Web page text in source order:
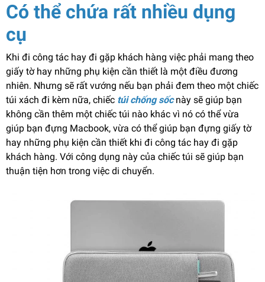
Có thể chứa rất nhiều dụng
cụ
Khi đi công tác hay đi gặp khách hàng việc phải mang theo
giấy tờ hay những phụ kiện cần thiết là một điều đương
nhiên. Nhưng sẽ rất vướng nếu bạn phải đem theo một chiếc
túi xách đi kèm nữa, chiếc túi chống sốcnày sẽ giúp bạn
không cần thêm một chiếc túi nào khác vì nó có thể vừa
giúp bạn đựng Macbook, vừa có thể giúp bạn đựng giấy tờ
hay những phụ kiện cần thiết khi đi công tác hay đi gặp
khách hàng. Với công dụng này của chiếc túi sẽ giúp bạn
thuận tiện hơn trong việc di chuyển.